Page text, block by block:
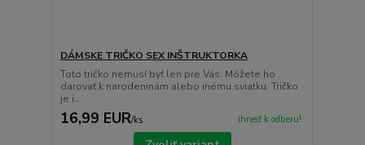
DÁMSKE TRIČKO SEX INŠTRUKTORKA
Toto tričko nemusí byť len pre Vás. Môžete ho
darovať k narodeninám alebo inému sviatku. Tričko
je i...
16,99 EUR/ks ihneď k odberu!